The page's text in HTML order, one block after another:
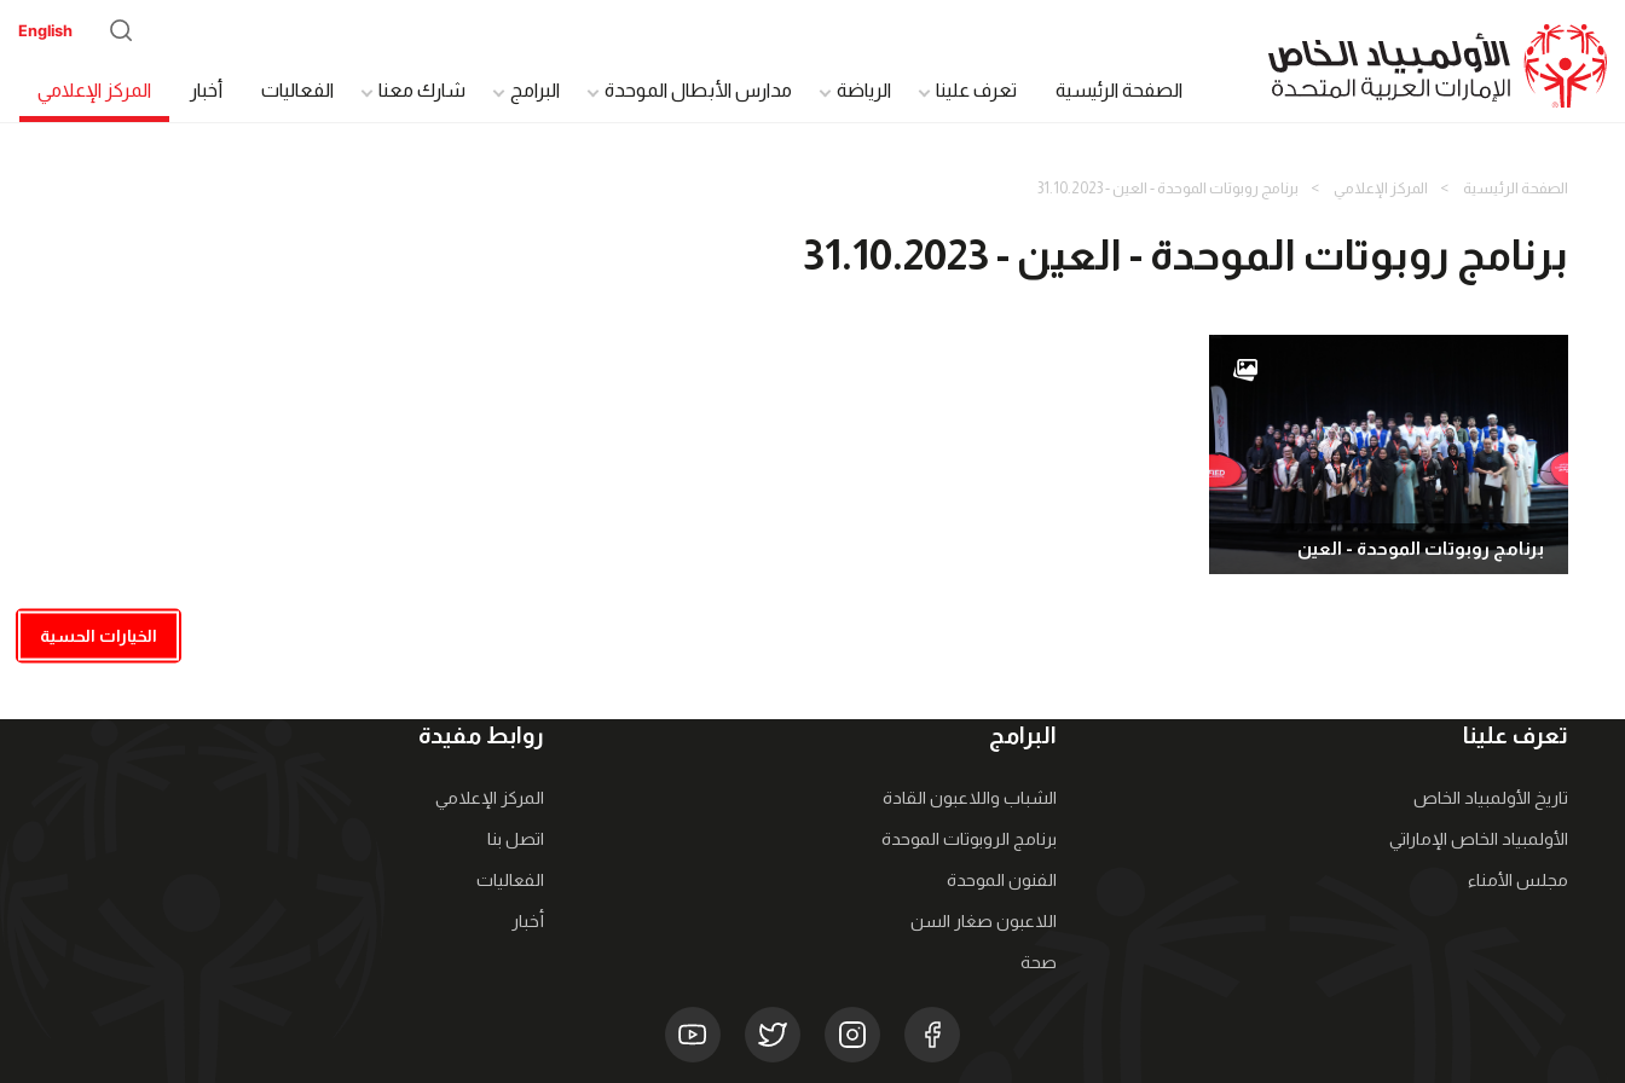
الخيارات الحسية
English
الصفحة الرئيسية تعرف علينا الرياضة مدارس الأبطال الموحدة البرامج شارك معنا الفعاليات أخبار المركز الإعلامي
الصفحة الرئيسية المركز الإعلامي برنامج روبوتات الموحدة - العين - 31.10.2023
برنامج روبوتات الموحدة - العين - 31.10.2023
برنامج روبوتات الموحدة - العين
تعرف علينا
تاريخ الأولمبياد الخاص
الأولمبياد الخاص الإماراتي
مجلس الأمناء
البرامج
الشباب واللاعبون القادة
برنامج الروبوتات الموحدة
الفنون الموحدة
اللاعبون صغار السن
صحة
روابط مفيدة
المركز الإعلامي
اتصل بنا
الفعاليات
أخبار